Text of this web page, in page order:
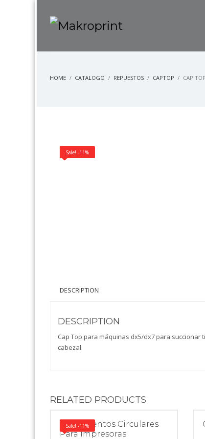
HOME CATALOGO REPUESTOS CAPTOP CAP
Sale! -11%
DESCRIPTION
DESCRIPTION
Cap Top para máquinas dx5/dx7 para
cabezal.
RELATED PRODUCTS
Sale! -11%
Rodamientos Circulares
Para Impresoras